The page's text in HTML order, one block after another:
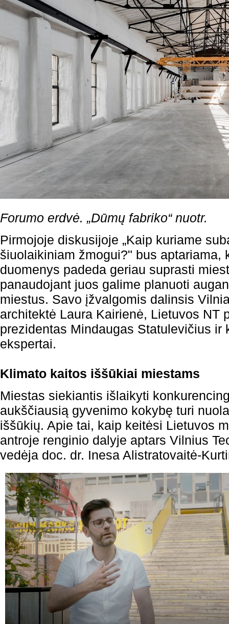
Forumo erdvė. „Dūmų fabriko“ nuotr.
Pirmojoje diskusijoje „Kaip kuriame
šiuolaikiniam žmogui?" bus aptariama,
duomenys padeda geriau suprasti
panaudojant juos galime planuoti
miestus. Savo įžvalgomis dalinsis
architektė Laura Kairienė, Lietuvos NT
prezidentas Mindaugas Statulevičius ir
ekspertai.
Klimato kaitos iššūkiai miestams
Miestas siekiantis išlaikyti
aukščiausią gyvenimo kokybę turi
iššūkių. Apie tai, kaip keitėsi Lietuvos
antroje renginio dalyje aptars Vilnius
vedėja doc. dr. Inesa Alistratovaitė-